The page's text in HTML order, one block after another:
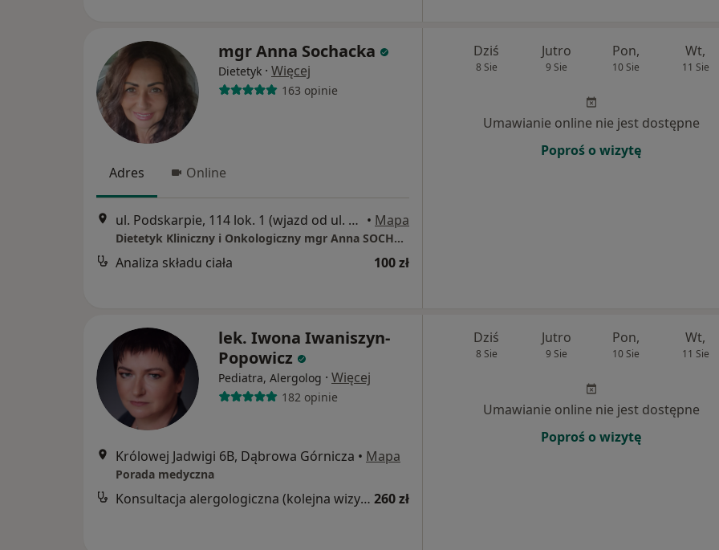
mgr Anna Sochacka
Dietetyk · Więcej
163 opinie
Adres Online
ul. Podskarpie, 114 lok. 1 (wjazd od ul. Staszica), Będzin • Mapa
Dietetyk Kliniczny i Onkologiczny mgr Anna SOCHACKA Będzin
Analiza składu ciała 100 zł
Dziś
8 Sie
Jutro
9 Sie
Pon,
10 Sie
Wt,
11 Sie
Umawianie online nie jest dostępne
Poproś o wizytę
lek. Iwona Iwaniszyn-
Popowicz
Pediatra, Alergolog · Więcej
182 opinie
Królowej Jadwigi 6B, Dąbrowa Górnicza • Mapa
Porada medyczna
Konsultacja alergologiczna (kolejna wizyta) 260 zł
Dziś
8 Sie
Jutro
9 Sie
Pon,
10 Sie
Wt,
11 Sie
Umawianie online nie jest dostępne
Poproś o wizytę